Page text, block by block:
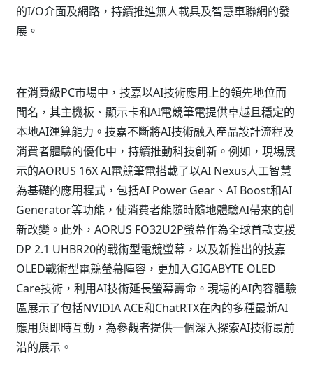
的I/O介面及網路，持續推進無人載具及智慧車聯網的發
展。
在消費級PC市場中，技嘉以AI技術應用上的領先地位而
聞名，其主機板、顯示卡和AI電競筆電提供卓越且穩定的
本地AI運算能力。技嘉不斷將AI技術融入產品設計流程及
消費者體驗的優化中，持續推動科技創新。例如，現場展
示的AORUS 16X AI電競筆電搭載了以AI Nexus人工智慧
為基礎的應用程式，包括AI Power Gear、AI Boost和AI
Generator等功能，使消費者能隨時隨地體驗AI帶來的創
新改變。此外，AORUS FO32U2P螢幕作為全球首款支援
DP 2.1 UHBR20的戰術型電競螢幕，以及新推出的技嘉
OLED戰術型電競螢幕陣容，更加入GIGABYTE OLED
Care技術，利用AI技術延長螢幕壽命。現場的AI內容體驗
區展示了包括NVIDIA ACE和ChatRTX在內的多種最新AI
應用與即時互動，為參觀者提供一個深入探索AI技術最前
沿的展示。